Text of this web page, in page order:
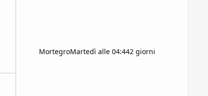
MortegroMartedì alle 04:442 giorni